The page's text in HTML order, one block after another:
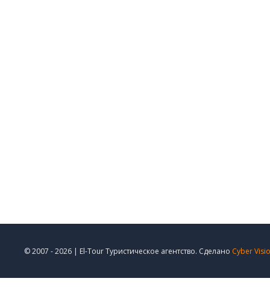
© 2007 - 2026 | El-Tour Туристическое агентство. Сделано Cyber